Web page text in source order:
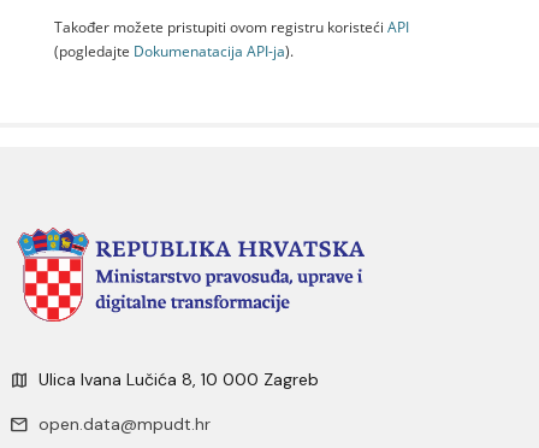
Također možete pristupiti ovom registru koristeći API
(pogledajte Dokumenаtаcijа API-jа).